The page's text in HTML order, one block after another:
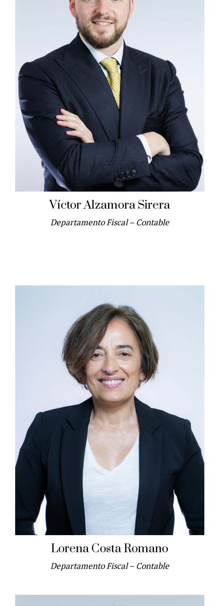
Víctor Alzamora Sirera
Departamento Fiscal – Contable
Lorena Costa Romano
Departamento Fiscal – Contable